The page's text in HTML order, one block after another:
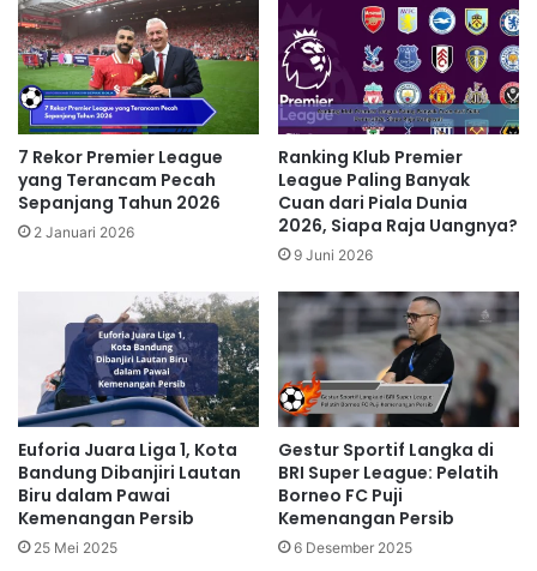
7 Rekor Premier League
yang Terancam Pecah
Sepanjang Tahun 2026
2 Januari 2026
Ranking Klub Premier
League Paling Banyak
Cuan dari Piala Dunia
2026, Siapa Raja Uangnya?
9 Juni 2026
Euforia Juara Liga 1, Kota
Bandung Dibanjiri Lautan
Biru dalam Pawai
Kemenangan Persib
25 Mei 2025
Gestur Sportif Langka di
BRI Super League: Pelatih
Borneo FC Puji
Kemenangan Persib
6 Desember 2025